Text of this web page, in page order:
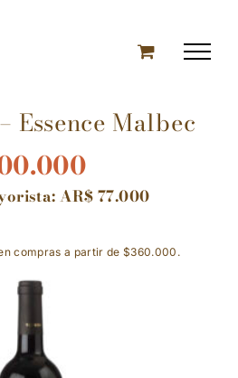
Essence Malbec
AR$77.000
compras a partir de $360.000.